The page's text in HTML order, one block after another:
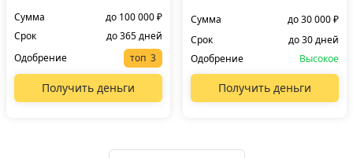
Сумма
до 100 000 ₽
Срок
до 365 дней
Одобрение
топ
Получить деньги
Сумма
до 30 000 ₽
Срок
до 30 дней
Одобрение
Высокое
Получить деньги